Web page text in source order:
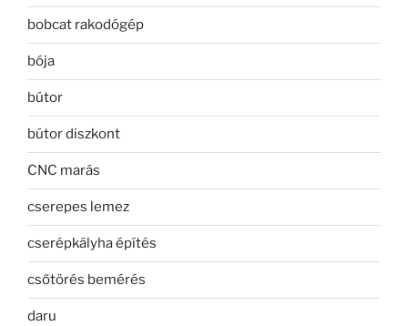
bobcat rakodógép
bója
bútor
bútor diszkont
CNC marás
cserepes lemez
cserépkályha építés
csőtörés bemérés
daru